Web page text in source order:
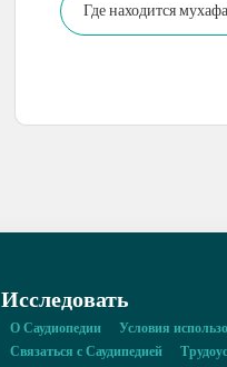
Где находится
Исследовать
О Саудиопедии Условия
Связаться с Саудипедией